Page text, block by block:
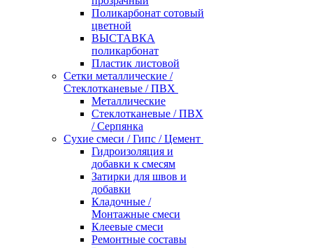
Поликарбонат сотовый
цветной
ВЫСТАВКА
поликарбонат
Пластик листовой
Сетки металлические /
Стеклотканевые / ПВХ
Металлические
Стеклотканевые / ПВХ
/ Серпянка
Сухие смеси / Гипс / Цемент
Гидроизоляция и
добавки к смесям
Затирки для швов и
добавки
Кладочные /
Монтажные смеси
Клеевые смеси
Ремонтные составы